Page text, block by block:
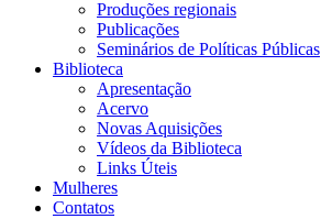
Produções regionais
Publicações
Seminários de Políticas Públicas
Biblioteca
Apresentação
Acervo
Novas Aquisições
Vídeos da Biblioteca
Links Úteis
Mulheres
Contatos